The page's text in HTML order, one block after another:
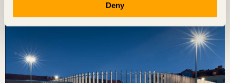
Deny
Foto: Mads Frederik Christensen